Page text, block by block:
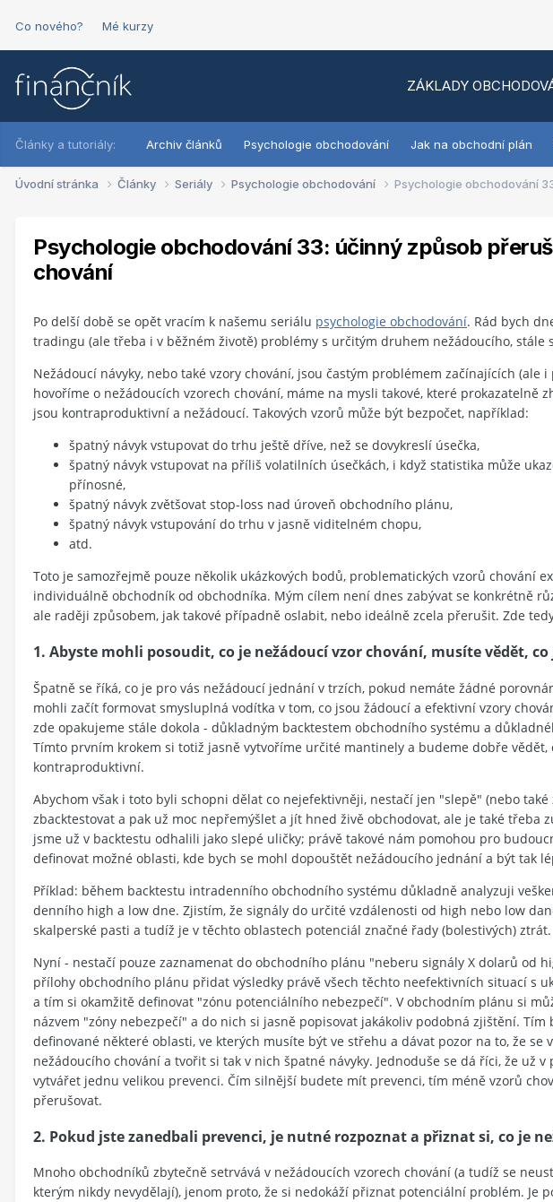
Co nového? Mé kurzy
ZÁKLADY
Články a tutoriály: Archiv článků Psychologie obchodování Jak na obchodní plán
Úvodní stránka Články Seriály Psychologie obchodování Psychologie obchodování
Psychologie obchodování 33: účinný způsob
chování
Po delší době se opět vracím k našemu seriálu psychologie obchodování. Rád bych
tradingu (ale třeba i v běžném životě) problémy s určitým druhem nežádoucího, stále
Nežádoucí návyky, nebo také vzory chování, jsou častým problémem začínajících (ale
hovoříme o nežádoucích vzorech chování, máme na mysli takové, které prokazatelně
jsou kontraproduktivní a nežádoucí. Takových vzorů může být bezpočet, například:
špatný návyk vstupovat do trhu ještě dříve, než se dovykreslí úsečka,
špatný návyk vstupovat na příliš volatilních úsečkách, i když statistika může
přínosné,
špatný návyk zvětšovat stop-loss nad úroveň obchodního plánu,
špatný návyk vstupování do trhu v jasně viditelném chopu,
atd.
Toto je samozřejmě pouze několik ukázkových bodů, problematických vzorů chování
individuálně obchodník od obchodníka. Mým cílem není dnes zabývat se konkrétně
ale raději způsobem, jak takové případně oslabit, nebo ideálně zcela přerušit. Zde
1. Abyste mohli posoudit, co je nežádoucí vzor chování, musíte vědět,
Špatně se říká, co je pro vás nežádoucí jednání v trzích, pokud nemáte žádné
mohli začít formovat smysluplná vodítka v tom, co jsou žádoucí a efektivní vzory
zde opakujeme stále dokola - důkladným backtestem obchodního systému a
Tímto prvním krokem si totiž jasně vytvoříme určité mantinely a budeme dobře vědět,
kontraproduktivní.
Abychom však i toto byli schopni dělat co nejefektivněji, nestačí jen "slepě" (nebo
zbacktestovat a pak už moc nepřemýšlet a jít hned živě obchodovat, ale je také třeba
jsme už v backtestu odhalili jako slepé uličky; právě takové nám pomohou pro
definovat možné oblasti, kde bych se mohl dopouštět nežádoucího jednání a být tak
Příklad: během backtestu intradenního obchodního systému důkladně analyzuji
denního high a low dne. Zjistím, že signály do určité vzdálenosti od high nebo low
skalperské pasti a tudíž je v těchto oblastech potenciál značné řady (bolestivých) ztrát.
Nyní - nestačí pouze zaznamenat do obchodního plánu "neberu signály X dolarů od
přílohy obchodního plánu přidat výsledky právě všech těchto neefektivních situací s
a tím si okamžitě definovat "zónu potenciálního nebezpečí". V obchodním plánu si
názvem "zóny nebezpečí" a do nich si jasně popisovat jakákoliv podobná zjištění.
definované některé oblasti, ve kterých musíte být ve střehu a dávat pozor na to, že se
nežádoucího chování a tvořit si tak v nich špatné návyky. Jednoduše se dá říci, že už
vytvářet jednu velikou prevenci. Čím silnější budete mít prevenci, tím méně vzorů
přerušovat.
2. Pokud jste zanedbali prevenci, je nutné rozpoznat a přiznat si, co je
Mnoho obchodníků zbytečně setrvává v nežádoucích vzorech chování (a tudíž se
kterým nikdy nevydělají), jenom proto, že si nedokáží přiznat potenciální problém. Je